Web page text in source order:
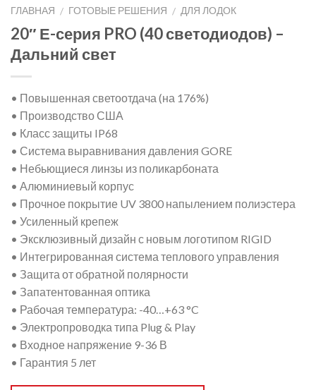
ГЛАВНАЯ / ГОТОВЫЕ РЕШЕНИЯ / ДЛЯ ЛОДОК
20″ Е-серия PRO (40 светодиодов) –
Дальний свет
• Повышенная светоотдача (на 176%)
• Производство США
• Класс защиты IP68
• Система выравнивания давления GORE
• Небьющиеся линзы из поликарбоната
• Алюминиевый корпус
• Прочное покрытие UV 3800 напылением полиэстера
• Усиленный крепеж
• Эксклюзивный дизайн с новым логотипом RIGID
• Интегрированная система теплового управления
• Защита от обратной полярности
• Запатентованная оптика
• Рабочая температура: -40…+63 °C
• Электропроводка типа Plug & Play
• Входное напряжение 9-36 В
• Гарантия 5 лет